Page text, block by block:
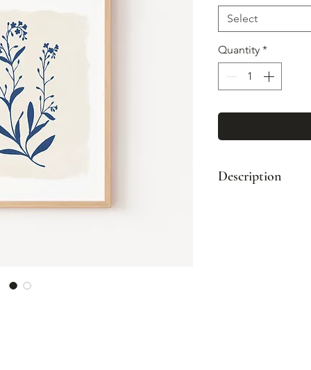
Select
Quantity *
Description